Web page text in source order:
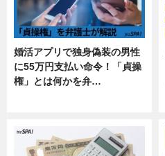
婚活アプリで独身偽装の男性
に55万円支払い命令！「貞操
権」とは何かを弁…